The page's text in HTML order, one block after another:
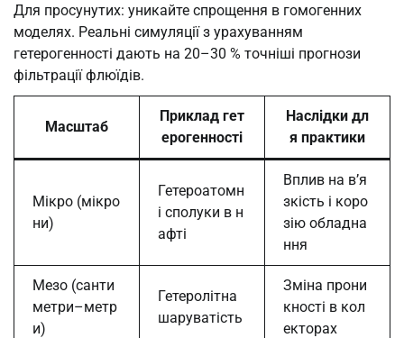
Для просунутих: уникайте спрощення в гомогенних
моделях. Реальні симуляції з урахуванням
гетерогенності дають на 20–30 % точніші прогнози
фільтрації флюїдів.
Масштаб
Приклад гет
ерогенності
Наслідки дл
я практики
Мікро (мікро
ни)
Гетероатомн
і сполуки в н
афті
Вплив на в’я
зкість і коро
зію обладна
ння
Мезо (санти
метри–метр
и)
Гетеролітна
шаруватість
Зміна прони
кності в кол
екторах